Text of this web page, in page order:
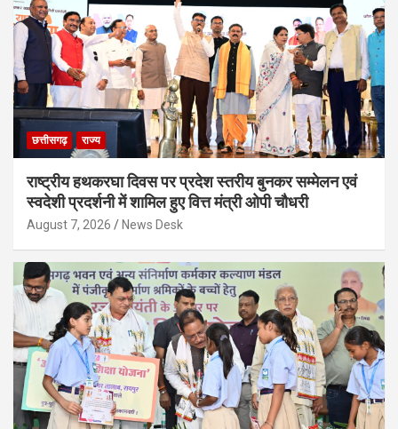
छत्तीसगढ़ राज्य
राष्ट्रीय हथकरघा दिवस पर प्रदेश स्तरीय बुनकर सम्मेलन एवं
स्वदेशी प्रदर्शनी में शामिल हुए वित्त मंत्री ओपी चौधरी
August 7, 2026 News Desk